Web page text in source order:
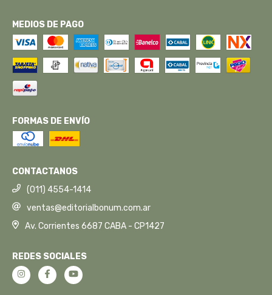
MEDIOS DE PAGO
FORMAS DE ENVÍO
CONTACTANOS
(011) 4554-1414
ventas@editorialbonum.com.ar
Av. Corrientes 6687 CABA - CP1427
REDES SOCIALES